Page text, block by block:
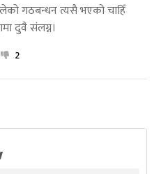
गठबन्धन त्यसै भएको चाहिँ
दुवै संलग्न।
2